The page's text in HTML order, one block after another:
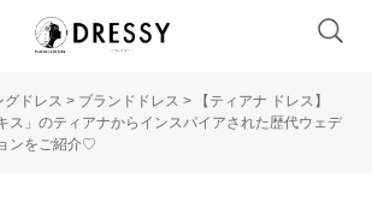
グドレス > ブランドドレス >
【ティアナ ドレス】
ス」のティアナからインスパイアされた歴代ウェデ
ンをご紹介♡